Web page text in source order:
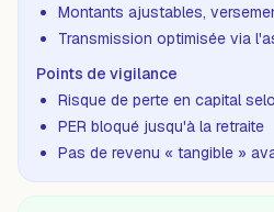
Montants ajustables,
Transmission optimisée via
Points de vigilance
Risque de perte en capital
PER bloqué jusqu'à la retraite
Pas de revenu « tangible »